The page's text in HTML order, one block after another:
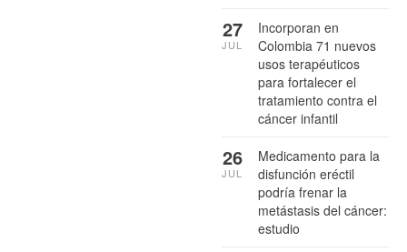
Incorporan en
Colombia 71 nuevos
usos terapéuticos
para fortalecer el
tratamiento contra el
cáncer infantil
27
JUL
Medicamento para la
disfunción eréctil
podría frenar la
metástasis del cáncer:
estudio
26
JUL